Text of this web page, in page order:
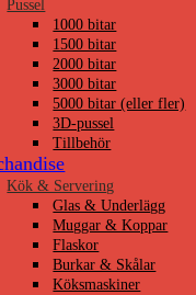
Pussel
1000 bitar
1500 bitar
2000 bitar
3000 bitar
5000 bitar (eller fler)
3D-pussel
Tillbehör
Kök & Servering
Glas & Underlägg
Muggar & Koppar
Flaskor
Burkar & Skålar
Köksmaskiner